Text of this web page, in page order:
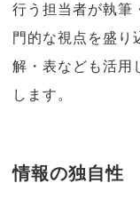
行う担当者が執筆
門的な視点を盛り
解・表なども活用
します。
情報の独自性